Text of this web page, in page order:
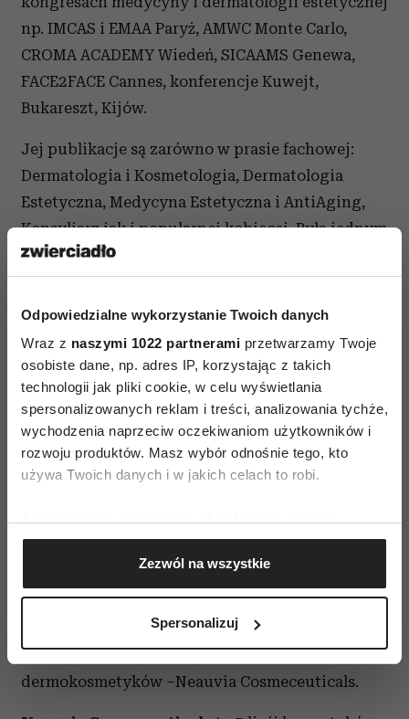
Odpowiedzialne wykorzystanie Twoich danych
Wraz z naszymi 1022 partnerami przetwarzamy Twoje
osobiste dane, np. adres IP, korzystając z takich
technologii jak pliki cookie, w celu wyświetlania
spersonalizowanych reklam i treści, analizowania tychże,
wychodzenia naprzeciw oczekiwaniom użytkowników i
rozwoju produktów. Masz wybór odnośnie tego, kto
używa Twoich danych i w jakich celach to robi.
Gromadzić dane dotyczące Twojej lokalizacji
geograficznej z dokładnością nawet do kilku metrów
Identyfikować Twoje urządzenie, aktywnie
(fingerprinting, czyli wirtualny odcisk palca)
dane są przetwarzane oraz ustaw własne preferencje w
Zezwól na wszystkie
Spersonalizuj
np. IMCAS i EMAA Paryż, AMWC Monte Carlo,
CROMA ACADEMY Wiedeń, SICAAMS Genewa,
FACE2FACE Cannes, konferencje Kuwejt,
Bukareszt, Kijów.
Jej publikacje są zarówno w prasie fachowej:
Dermatologia i Kosmetologia, Dermatologia
Estetyczna, Medycyna Estetyczna i AntiAging,
Konsyliarz jak i popularnej kobiecej. Była jednym
z ekspertów w pierwszym w Polsce reality show
kompletnych metamorfoz pacjentek dla Polsat
TV „Chcę być piękna”. Występuje jako ekspert
w Dzień Dobry TVN, Pytanie na śniadanie, Polsat
Cafe, Telewizji TTV.
Neauvia Cosmeceuticals
Laboratorium Matex Lab charakteryzują nie
tylko innowacje w rozwoju organicznych
skóry twarzy i ciała po zabiegach medycyny
wzbogacone najwyższej jakości naturalnymi
składnikami w najwyższych stężeniach.
Wszystkie produkty powstały w oparciu
o zaawansowaną wiedzę i badania
dermokosmetyków –Neauvia Cosmeceuticals.